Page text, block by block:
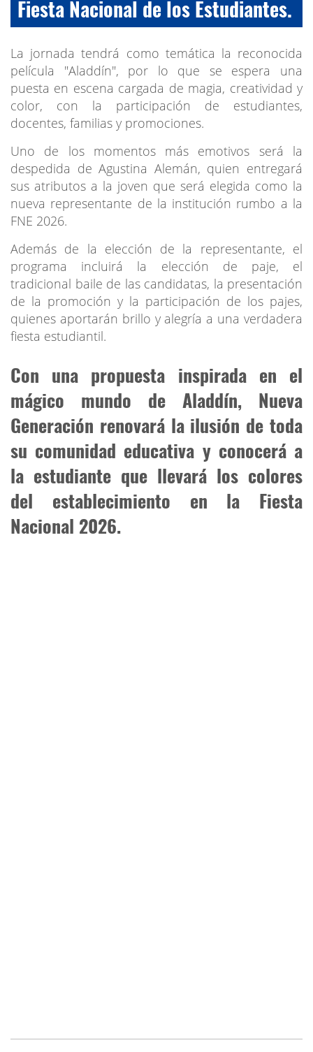
Fiesta Nacional de los Estudiantes.
La jornada tendrá como temática la reconocida
película "Aladdín", por lo que se espera una
puesta en escena cargada de magia, creatividad y
color, con la participación de estudiantes,
docentes, familias y promociones.
Uno de los momentos más emotivos será la
despedida de Agustina Alemán, quien entregará
sus atributos a la joven que será elegida como la
nueva representante de la institución rumbo a la
FNE 2026.
Además de la elección de la representante, el
programa incluirá la elección de paje, el
tradicional baile de las candidatas, la presentación
de la promoción y la participación de los pajes,
quienes aportarán brillo y alegría a una verdadera
fiesta estudiantil.
Con una propuesta inspirada en el
mágico mundo de Aladdín, Nueva
Generación renovará la ilusión de toda
su comunidad educativa y conocerá a
la estudiante que llevará los colores
del establecimiento en la Fiesta
Nacional 2026.